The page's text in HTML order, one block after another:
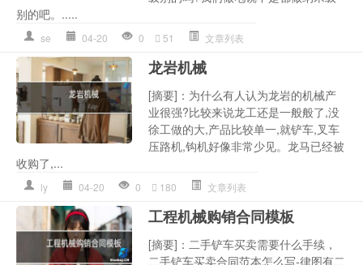
别的吧。.....
se 04-20 0 51 文章列表
龙岩机械
[摘要]：为什么有人认为龙岩的机械产
业很强?比较来说龙工还是一般般了,没
徐工做的大,产品比较单一,就铲车,叉车
压路机,钩机好像非常少见。龙马已经被
收购了,...
ly 04-20 0 180 文章列表
工程机械购销合同模板
[摘要]：二手铲车买卖需要什么手续，
二手铲车买卖合同范本怎么写-律图有二